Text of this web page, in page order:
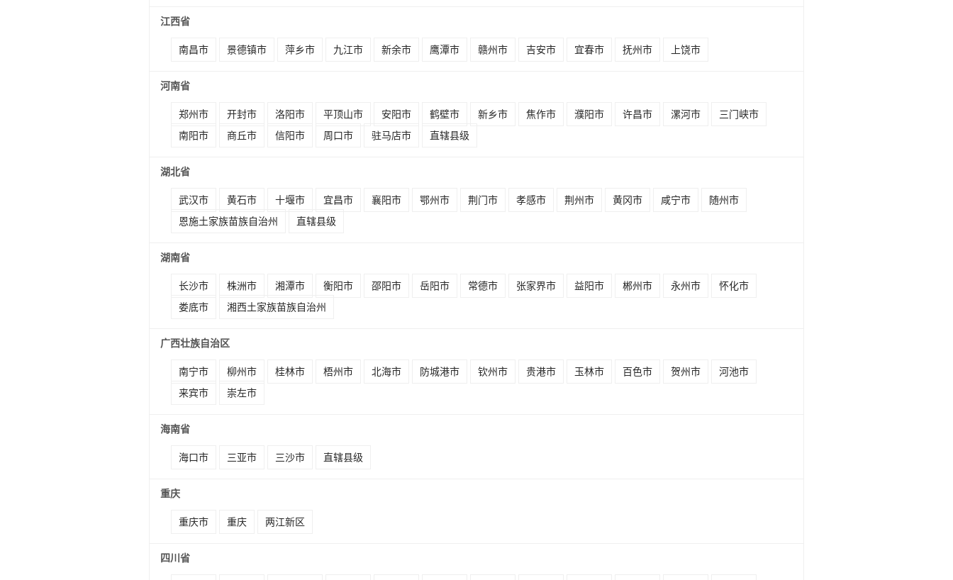
江西省
南昌市 景德镇市 萍乡市 九江市 新余市 鹰潭市 赣州市 吉安市 宜春市 抚州市 上饶市
河南省
郑州市 开封市 洛阳市 平顶山市 安阳市 鹤壁市 新乡市 焦作市 濮阳市 许昌市 漯河市
三门峡市
南阳市
商丘市 信阳市 周口市 驻马店市 直辖县级
湖北省
武汉市 黄石市 十堰市 宜昌市 襄阳市 鄂州市 荆门市 孝感市 荆州市 黄冈市 咸宁市
随州市
恩施土家族苗族自治州
直辖县级
湖南省
长沙市 株洲市 湘潭市 衡阳市 邵阳市 岳阳市 常德市 张家界市 益阳市 郴州市 永州市
怀化市
娄底市
湘西土家族苗族自治州
广西壮族自治区
南宁市 柳州市 桂林市 梧州市 北海市 防城港市 钦州市 贵港市 玉林市 百色市 贺州市
河池市
来宾市
崇左市
海南省
海口市 三亚市 三沙市 直辖县级
重庆
重庆市 重庆 两江新区
四川省